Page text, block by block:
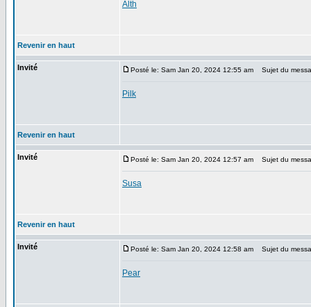
Alth
Revenir en haut
Invité Posté le: Sam Jan 20, 2024 12:55 am Sujet du
Pilk
Revenir en haut
Invité Posté le: Sam Jan 20, 2024 12:57 am Sujet du
Susa
Revenir en haut
Invité Posté le: Sam Jan 20, 2024 12:58 am Sujet du
Pear